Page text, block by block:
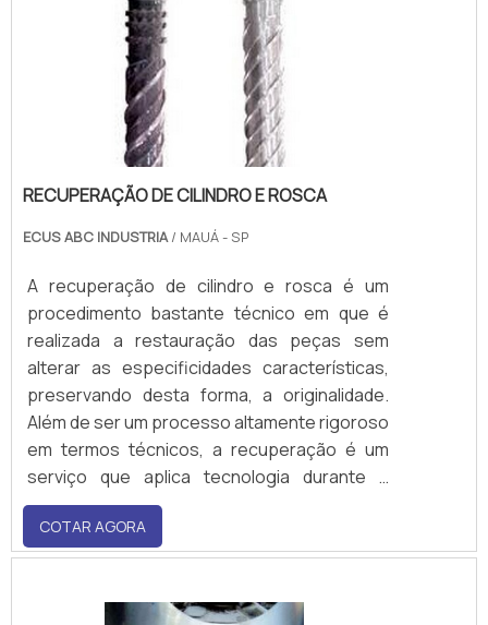
RECUPERAÇÃO DE CILINDRO E ROSCA
ECUS ABC INDUSTRIA/ MAUÁ - SP
A recuperação de cilindro e rosca é um
procedimento bastante técnico em que é
realizada a restauração das peças sem
alterar as especificidades características,
preservando desta forma, a originalidade.
Além de ser um processo altamente rigoroso
em termos técnicos, a recuperação é um
serviço que aplica tecnologia durante a
execução do recondicionamento das roscas
e cilindros, o que resulta em padrão de
qualidade acentuado, no qual os
do serviço um investime.
COTAR AGORA